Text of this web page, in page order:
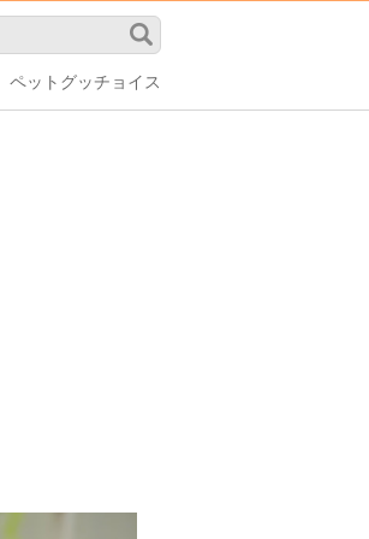
ペットグッチョイス